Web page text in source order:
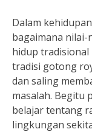
Dalam
bagaimana nilai-
hidup tradisional
tradisi gotong
dan saling
masalah. Begitu
belajar tentang
lingkungan